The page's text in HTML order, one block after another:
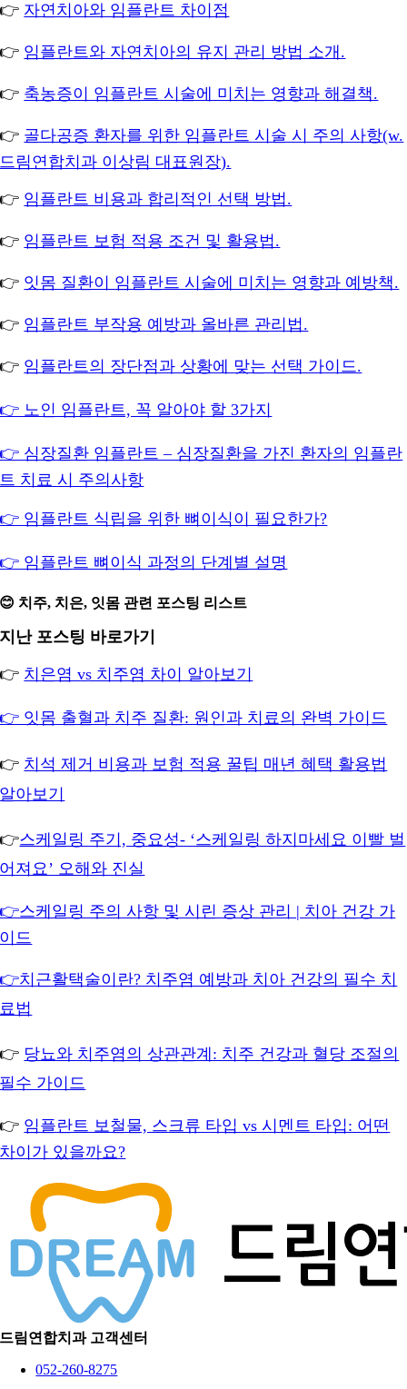
👉 자연치아와 임플란트 차이점
👉 임플란트와 자연치아의 유지 관리 방법 소개.
👉 축농증이 임플란트 시술에 미치는 영향과 해결책.
👉 골다공증 환자를 위한 임플란트 시술 시 주의 사항(w.
드림연합치과 이상림 대표원장).
👉 임플란트 비용과 합리적인 선택 방법.
👉 임플란트 보험 적용 조건 및 활용법.
👉 잇몸 질환이 임플란트 시술에 미치는 영향과 예방책.
👉 임플란트 부작용 예방과 올바른 관리법.
👉 임플란트의 장단점과 상황에 맞는 선택 가이드.
👉 노인 임플란트, 꼭 알아야 할 3가지
👉 심장질환 임플란트 – 심장질환을 가진 환자의 임플란
트 치료 시 주의사항
👉 임플란트 식립을 위한 뼈이식이 필요한가?
👉 임플란트 뼈이식 과정의 단계별 설명
😊 치주, 치은, 잇몸 관련 포스팅 리스트
지난 포스팅 바로가기
👉 치은염 vs 치주염 차이 알아보기
👉 잇몸 출혈과 치주 질환: 원인과 치료의 완벽 가이드
👉 치석 제거 비용과 보험 적용 꿀팁 매년 혜택 활용법
알아보기
👉스케일링 주기, 중요성- ‘스케일링 하지마세요 이빨 벌
어져요’ 오해와 진실
👉스케일링 주의 사항 및 시린 증상 관리 | 치아 건강 가
이드
👉치근활택술이란? 치주염 예방과 치아 건강의 필수 치
료법
👉 당뇨와 치주염의 상관관계: 치주 건강과 혈당 조절의
필수 가이드
👉 임플란트 보철물, 스크류 타입 vs 시멘트 타입: 어떤
차이가 있을까요?
드림연합치과 고객센터
052-260-8275